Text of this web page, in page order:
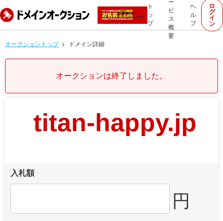
ト
ッ
プ
ー
ビ
ス
概
要
ヘ
ル
プ
ロ
グ
イ
ン
オークショントップ ドメイン詳細
オークションは終了しました。
titan-happy.jp
入札額
円